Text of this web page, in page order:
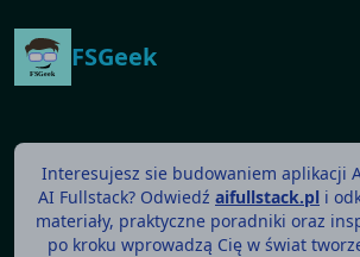
FSGeek
Interesujesz sie budowaniem aplikacji
AI Fullstack? Odwiedź aifullstack.pl i
materiały, praktyczne poradniki oraz
po kroku wprowadzą Cię w świat